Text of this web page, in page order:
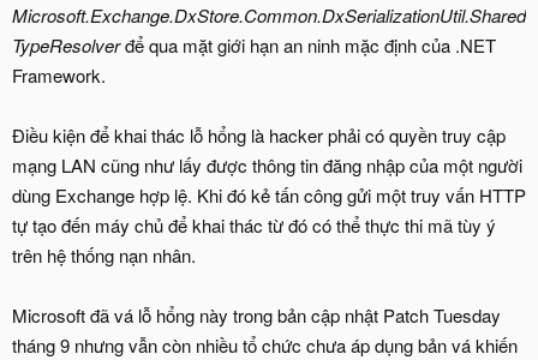
Microsoft.Exchange.DxStore.Common.DxSerializationUtil.Shared
TypeResolverđể qua mặt giới hạn an ninh mặc định của .NET
Framework.
Điều kiện để khai thác lỗ hổng là hacker phải có quyền truy cập
mạng LAN cũng như lấy được thông tin đăng nhập của một người
dùng Exchange hợp lệ. Khi đó kẻ tấn công gửi một truy vấn HTTP
tự tạo đến máy chủ để khai thác từ đó có thể thực thi mã tùy ý
trên hệ thống nạn nhân.
Microsoft đã vá lỗ hổng này trong bản cập nhật Patch Tuesday
tháng 9 nhưng vẫn còn nhiều tổ chức chưa áp dụng bản vá khiến